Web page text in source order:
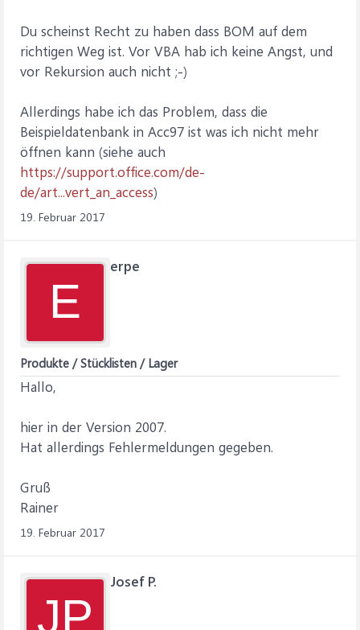
Du scheinst Recht zu haben dass BOM auf dem
richtigen Weg ist. Vor VBA hab ich keine Angst, und
vor Rekursion auch nicht ;-)
Allerdings habe ich das Problem, dass die
Beispieldatenbank in Acc97 ist was ich nicht mehr
öffnen kann (siehe auch
https://support.office.com/de-
de/art...vert_an_access)
19. Februar 2017
E
erpe
Produkte / Stücklisten / Lager
Hallo,
hier in der Version 2007.
Hat allerdings Fehlermeldungen gegeben.
Gruß
Rainer
19. Februar 2017
JP
Josef P.